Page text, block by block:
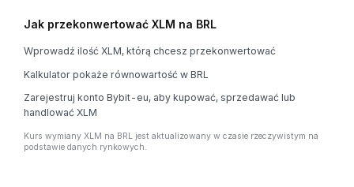
Jak przekonwertować XLM na BRL
Wprowadź ilość XLM, którą chcesz przekonwertować
Kalkulator pokaże równowartość w BRL
Zarejestruj konto Bybit-eu, aby kupować, sprzedawać lub
handlować XLM
Kurs wymiany XLM na BRL jest aktualizowany w czasie rzeczywistym na
podstawie danych rynkowych.